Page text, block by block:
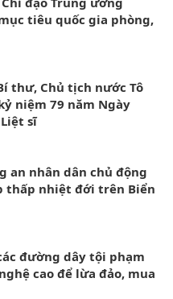
tiêu quốc gia phòng,
thư, Chủ tịch nước Tô
niệm 79 năm Ngày
sĩ
an nhân dân chủ động
thấp nhiệt đới trên Biển
đường dây tội phạm
cao để lừa đảo, mua